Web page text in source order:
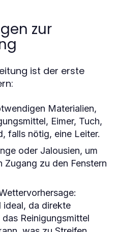
zur
ist der erste
Materialien,
Eimer, Tuch,
falls nötig, eine Leiter.
oder Jalousien, um
Zugang zu den Fenstern
ideal, da direkte
Reinigungsmittel